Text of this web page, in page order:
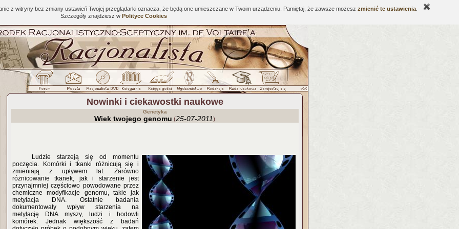
z witryny bez zmiany ustawień Twojej przeglądarki oznacza, że będą one umieszczane w Twoim urządzeniu. Pamiętaj, że zawsze możesz zmienić te ustawienia
Szczegóły znajdziesz w Polityce Cookies
Nowinki i ciekawostki naukowe
Genetyka
Wiek twojego genomu (25-07-2011)
Ludzie starzeją się od momentu
poczęcia. Komórki i tkanki różnicują się i
zmieniają z upływem lat. Zarówno
różnicowanie tkanek, jak i starzenie jest
przynajmniej częściowo powodowane przez
chemiczne modyfikacje genomu, takie jak
metylacja DNA. Ostatnie badania
dokumentowały wpływ starzenia na
metylację DNA myszy, ludzi i hodowli
komórek. Jednak większość z badań